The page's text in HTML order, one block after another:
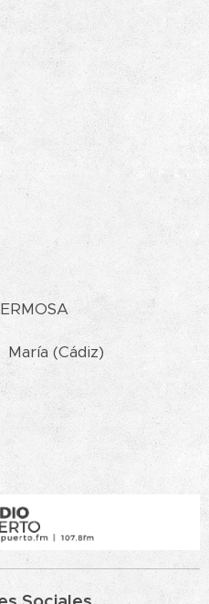
María (Cádiz)